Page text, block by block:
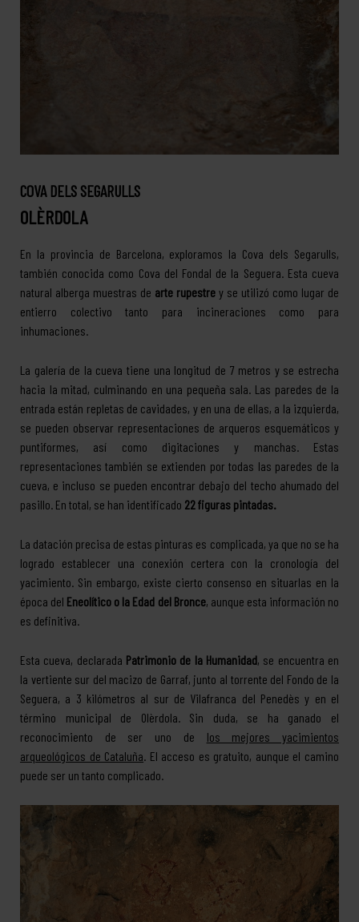
COVA DELS SEGARULLS
OLÈRDOLA
En la provincia de Barcelona, exploramos la Cova dels Segarulls,
también conocida como Cova del Fondal de la Seguera. Esta cueva
natural alberga muestras de arte rupestre y se utilizó como lugar de
entierro colectivo tanto para incineraciones como para
inhumaciones.
La galería de la cueva tiene una longitud de 7 metros y se estrecha
hacia la mitad, culminando en una pequeña sala. Las paredes de la
entrada están repletas de cavidades, y en una de ellas, a la izquierda,
se pueden observar representaciones de arqueros esquemáticos y
puntiformes, así como digitaciones y manchas. Estas
representaciones también se extienden por todas las paredes de la
cueva, e incluso se pueden encontrar debajo del techo ahumado del
pasillo. En total, se han identificado 22 figuras pintadas.
La datación precisa de estas pinturas es complicada, ya que no se ha
logrado establecer una conexión certera con la cronología del
yacimiento. Sin embargo, existe cierto consenso en situarlas en la
época del Eneolítico o la Edad del Bronce, aunque esta información no
es definitiva.
Esta cueva, declarada Patrimonio de la Humanidad, se encuentra en
la vertiente sur del macizo de Garraf, junto al torrente del Fondo de la
Seguera, a 3 kilómetros al sur de Vilafranca del Penedès y en el
término municipal de Olèrdola. Sin duda, se ha ganado el
reconocimiento de ser uno de los mejores yacimientos
arqueológicos de Cataluña . El acceso es gratuito, aunque el camino
puede ser un tanto complicado.